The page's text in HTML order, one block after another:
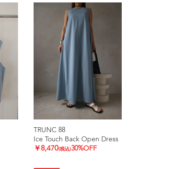
TRUNC 88
Ice Touch Back Open Dress
￥8,470(税込)30%OFF